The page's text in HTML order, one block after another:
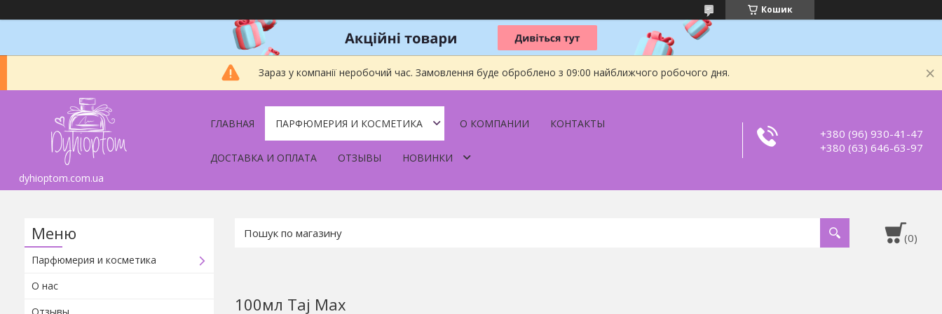
Кошик
Зараз у компанії неробочий час. Замовлення буде оброблено з 09:00 найближчого робочого дня.
dyhioptom.com.ua
ГЛАВНАЯ ПАРФЮМЕРИЯ И КОСМЕТИКА О КОМПАНИИ КОНТАКТЫ
ДОСТАВКА И ОПЛАТА ОТЗЫВЫ НОВИНКИ
+380 (96) 930-41-47
+380 (63) 646-63-97
100мл Taj Max
Парфюмерия и косметика
О нас